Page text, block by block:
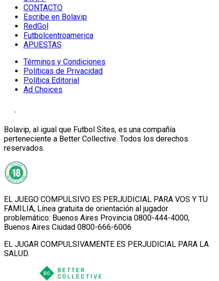
CONTACTO
Escribe en Bolavip
RedGol
Futbolcentroamerica
APUESTAS
Términos y Condiciones
Políticas de Privacidad
Política Editorial
Ad Choices
Bolavip, al igual que Futbol Sites, es una compañía
perteneciente a Better Collective. Todos los derechos
reservados.
EL JUEGO COMPULSIVO ES PERJUDICIAL PARA VOS Y TU
FAMILIA, Línea gratuita de orientación al jugador
problemático: Buenos Aires Provincia 0800-444-4000,
Buenos Aires Ciudad 0800-666-6006
EL JUGAR COMPULSIVAMENTE ES PERJUDICIAL PARA LA
SALUD.